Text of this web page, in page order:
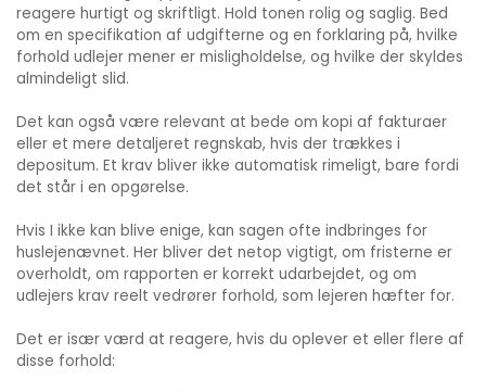
reagere hurtigt og skriftligt. Hold tonen rolig og saglig. Bed
om en specifikation af udgifterne og en forklaring på, hvilke
forhold udlejer mener er misligholdelse, og hvilke der skyldes
almindeligt slid.
Det kan også være relevant at bede om kopi af fakturaer
eller et mere detaljeret regnskab, hvis der trækkes i
depositum. Et krav bliver ikke automatisk rimeligt, bare fordi
det står i en opgørelse.
Hvis I ikke kan blive enige, kan sagen ofte indbringes for
huslejenævnet. Her bliver det netop vigtigt, om fristerne er
overholdt, om rapporten er korrekt udarbejdet, og om
udlejers krav reelt vedrører forhold, som lejeren hæfter for.
Det er især værd at reagere, hvis du oplever et eller flere af
disse forhold: